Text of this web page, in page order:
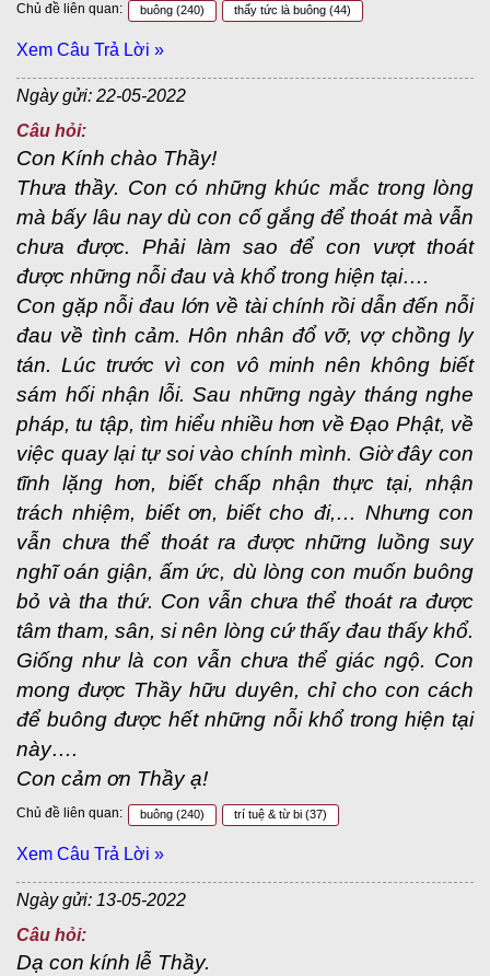
Chủ đề liên quan: buông (240) thấy tức là buông (44)
Xem Câu Trả Lời »
Ngày gửi: 22-05-2022
Câu hỏi:
Con Kính chào Thầy!
Thưa thầy. Con có những khúc mắc trong lòng
mà bấy lâu nay dù con cố gắng để thoát mà vẫn
chưa được. Phải làm sao để con vượt thoát
được những nỗi đau và khổ trong hiện tại….
Con gặp nỗi đau lớn về tài chính rồi dẫn đến nỗi
đau về tình cảm. Hôn nhân đổ vỡ, vợ chồng ly
tán. Lúc trước vì con vô minh nên không biết
sám hối nhận lỗi. Sau những ngày tháng nghe
pháp, tu tập, tìm hiểu nhiều hơn về Đạo Phật, về
việc quay lại tự soi vào chính mình. Giờ đây con
tĩnh lặng hơn, biết chấp nhận thực tại, nhận
trách nhiệm, biết ơn, biết cho đi,… Nhưng con
vẫn chưa thể thoát ra được những luồng suy
nghĩ oán giận, ấm ức, dù lòng con muốn buông
bỏ và tha thứ. Con vẫn chưa thể thoát ra được
tâm tham, sân, si nên lòng cứ thấy đau thấy khổ.
Giống như là con vẫn chưa thể giác ngộ. Con
mong được Thầy hữu duyên, chỉ cho con cách
để buông được hết những nỗi khổ trong hiện tại
này….
Con cảm ơn Thầy ạ!
Chủ đề liên quan: buông (240) trí tuệ & từ bi (37)
Xem Câu Trả Lời »
Ngày gửi: 13-05-2022
Câu hỏi:
Dạ con kính lễ Thầy.